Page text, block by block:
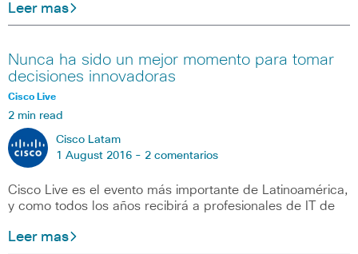
Leer mas
Nunca ha sido un mejor momento para tomar
decisiones innovadoras
Cisco Live
2 min read
Cisco Latam
1 August 2016 - 2 comentarios
Cisco Live es el evento más importante de Latinoamérica,
y como todos los años recibirá a profesionales de IT de
Leer mas